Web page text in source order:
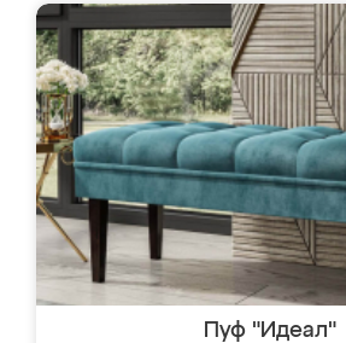
Пуф "Идеал"